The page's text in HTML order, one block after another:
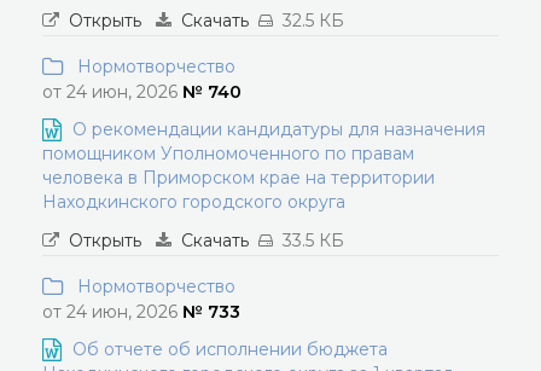
Открыть
Скачать 32.5 КБ
Нормотворчество
от 24 июн, 2026 № 740
О рекомендации кандидатуры для назначения
помощником Уполномоченного по правам
человека в Приморском крае на территории
Находкинского городского округа
Открыть
Скачать 33.5 КБ
Нормотворчество
от 24 июн, 2026 № 733
Об отчете об исполнении бюджета